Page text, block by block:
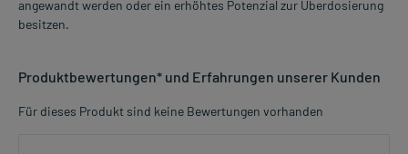
angewandt werden oder ein erhöhtes Potenzial zur Überdosierung
besitzen.
Produktbewertungen* und Erfahrungen unserer Kunden
Für dieses Produkt sind keine Bewertungen vorhanden